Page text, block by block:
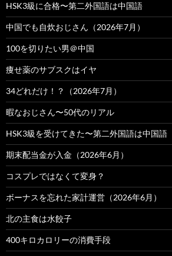
HSK3級に合格〜第二外国語は中国語
中国でも自炊おじさん（2026年7月）
100を切りたい男＠中国
痩せ薬のサブスクはイヤ
34どれだけ！？（2026年7月）
暇なおじさん〜50代のリアル
HSK3級を受けてきた〜第二外国語は中国語
期末配当金が入金（2026年6月）
コスプレではなくて変身？
ボーナスを忘れた家計運営（2026年6月）
北の主食は水餃子
400キロカロリーの消費手段